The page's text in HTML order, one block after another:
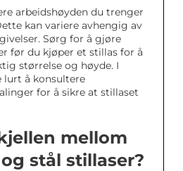
arbeidshøyden du trenger
kan variere avhengig av
Sørg for å gjøre
før du kjøper et stillas for å
størrelse og høyde. I
å konsultere
for å sikre at stillaset
mellom
stål stillaser?